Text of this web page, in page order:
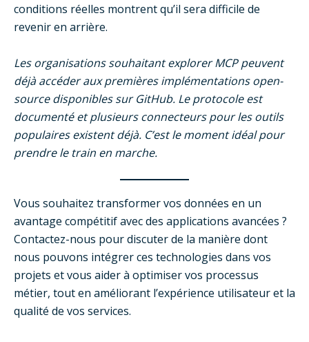
conditions réelles montrent qu’il sera difficile de
revenir en arrière.
Les organisations souhaitant explorer MCP peuvent
déjà accéder aux premières implémentations open-
source disponibles sur GitHub. Le protocole est
documenté et plusieurs connecteurs pour les outils
populaires existent déjà. C’est le moment idéal pour
prendre le train en marche.
Vous souhaitez transformer vos données en un
avantage compétitif avec des applications avancées ?
Contactez-nous pour discuter de la manière dont
nous pouvons intégrer ces technologies dans vos
projets et vous aider à optimiser vos processus
métier, tout en améliorant l’expérience utilisateur et la
qualité de vos services.